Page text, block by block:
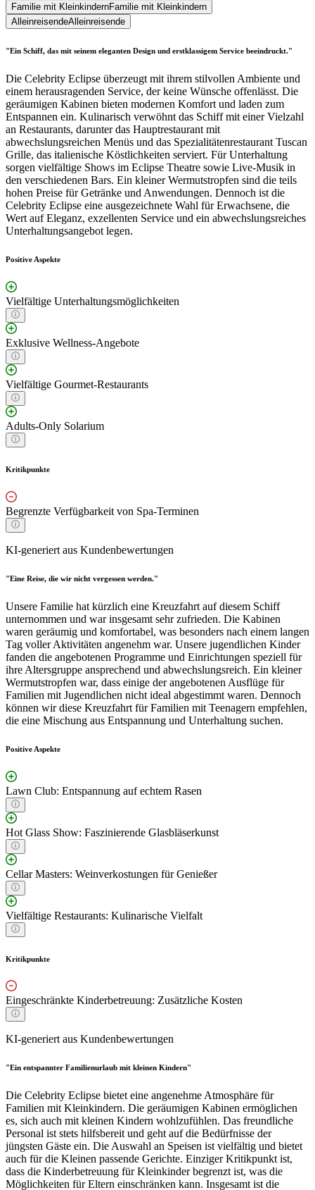
Familie mit KleinkindernFamilie mit Kleinkindern
AlleinreisendeAlleinreisende
"Ein Schiff, das mit seinem eleganten Design und erstklassigem Service beeindruckt."
Die Celebrity Eclipse überzeugt mit ihrem stilvollen Ambiente und
einem herausragenden Service, der keine Wünsche offenlässt. Die
geräumigen Kabinen bieten modernen Komfort und laden zum
Entspannen ein. Kulinarisch verwöhnt das Schiff mit einer Vielzahl
an Restaurants, darunter das Hauptrestaurant mit
abwechslungsreichen Menüs und das Spezialitätenrestaurant Tuscan
Grille, das italienische Köstlichkeiten serviert. Für Unterhaltung
sorgen vielfältige Shows im Eclipse Theatre sowie Live-Musik in
den verschiedenen Bars. Ein kleiner Wermutstropfen sind die teils
hohen Preise für Getränke und Anwendungen. Dennoch ist die
Celebrity Eclipse eine ausgezeichnete Wahl für Erwachsene, die
Wert auf Eleganz, exzellenten Service und ein abwechslungsreiches
Unterhaltungsangebot legen.
Positive Aspekte
Vielfältige Unterhaltungsmöglichkeiten
Exklusive Wellness-Angebote
Vielfältige Gourmet-Restaurants
Adults-Only Solarium
Kritikpunkte
Begrenzte Verfügbarkeit von Spa-Terminen
KI-generiert aus Kundenbewertungen
"Eine Reise, die wir nicht vergessen werden."
Unsere Familie hat kürzlich eine Kreuzfahrt auf diesem Schiff
unternommen und war insgesamt sehr zufrieden. Die Kabinen
waren geräumig und komfortabel, was besonders nach einem langen
Tag voller Aktivitäten angenehm war. Unsere jugendlichen Kinder
fanden die angebotenen Programme und Einrichtungen speziell für
ihre Altersgruppe ansprechend und abwechslungsreich. Ein kleiner
Wermutstropfen war, dass einige der angebotenen Ausflüge für
Familien mit Jugendlichen nicht ideal abgestimmt waren. Dennoch
können wir diese Kreuzfahrt für Familien mit Teenagern empfehlen,
die eine Mischung aus Entspannung und Unterhaltung suchen.
Positive Aspekte
Lawn Club: Entspannung auf echtem Rasen
Hot Glass Show: Faszinierende Glasbläserkunst
Cellar Masters: Weinverkostungen für Genießer
Vielfältige Restaurants: Kulinarische Vielfalt
Kritikpunkte
Eingeschränkte Kinderbetreuung: Zusätzliche Kosten
KI-generiert aus Kundenbewertungen
"Ein entspannter Familienurlaub mit kleinen Kindern"
Die Celebrity Eclipse bietet eine angenehme Atmosphäre für
Familien mit Kleinkindern. Die geräumigen Kabinen ermöglichen
es, sich auch mit kleinen Kindern wohlzufühlen. Das freundliche
Personal ist stets hilfsbereit und geht auf die Bedürfnisse der
jüngsten Gäste ein. Die Auswahl an Speisen ist vielfältig und bietet
auch für die Kleinen passende Gerichte. Einziger Kritikpunkt ist,
dass die Kinderbetreuung für Kleinkinder begrenzt ist, was die
Möglichkeiten für Eltern einschränken kann. Insgesamt ist die